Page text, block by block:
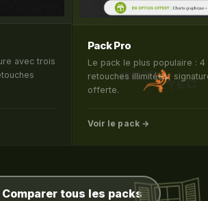
avec trois
Pack Pro
Le pack le plus populaire : 4
retouches illimitées,
offerte.
Voir le pack →
Comparer tous les packs